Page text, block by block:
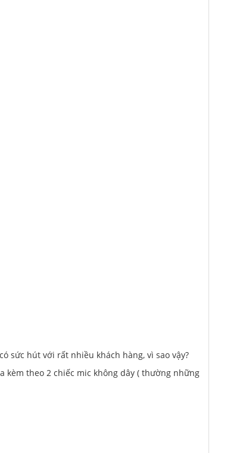
sức hút với rất nhiều khách hàng, vì sao vậy?
kèm theo 2 chiếc mic không dây ( thường những